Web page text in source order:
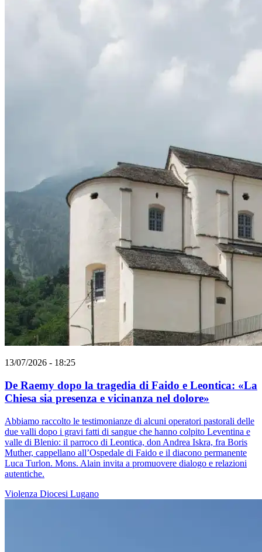
13/07/2026 - 18:25
De Raemy dopo la tragedia di Faido e Leontica: «La
Chiesa sia presenza e vicinanza nel dolore»
Abbiamo raccolto le testimonianze di alcuni operatori pastorali delle
due valli dopo i gravi fatti di sangue che hanno colpito Leventina e
valle di Blenio: il parroco di Leontica, don Andrea Iskra, fra Boris
Muther, cappellano all’Ospedale di Faido e il diacono permanente
Luca Turlon. Mons. Alain invita a promuovere dialogo e relazioni
autentiche.
Violenza Diocesi Lugano